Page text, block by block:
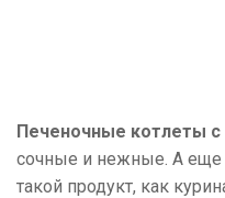
Печеночные котлеты
сочные и нежные. А еще
такой продукт, как